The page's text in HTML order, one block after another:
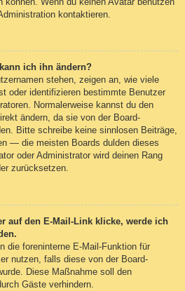
kontaktieren.
ich ihn ändern?
stehen, zeigen an, wie viele
oder identifizieren bestimmte Benutzer
Normalerweise kannst du den
ändern, da sie von der Board-
Bitte schreibe keine sinnlosen Beiträge,
— die meisten Boards dulden dieses
oder Administrator wird deinen Rang
zurücksetzen.
auf den E-Mail-Link klicke, werde ich
die foreninterne E-Mail-Funktion für
nutzen, falls diese von der Board-
Diese Maßnahme soll den
Gäste verhindern.